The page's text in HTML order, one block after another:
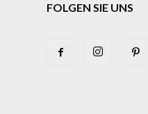
FOLGEN SIE UNS